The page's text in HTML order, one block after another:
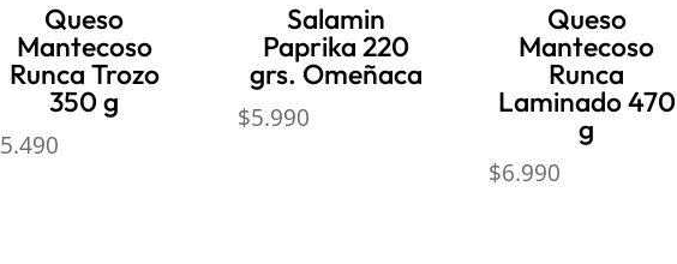
Queso
Mantecoso
Runca Trozo
350 g
5.490
Salamin
Paprika 220
grs. Omeñaca
$5.990
Queso
Mantecoso
Runca
Laminado 470
g
$6.990